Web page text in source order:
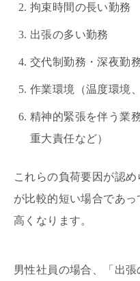
拘束時間の長い勤務
出張の多い勤務
交代制勤務・深夜勤
作業環境（温度環境
精神的緊張を伴う業
重大責任など）
これらの負荷要因が認
が比較的短い場合であ
高くなります。
男性社員の場合、「出